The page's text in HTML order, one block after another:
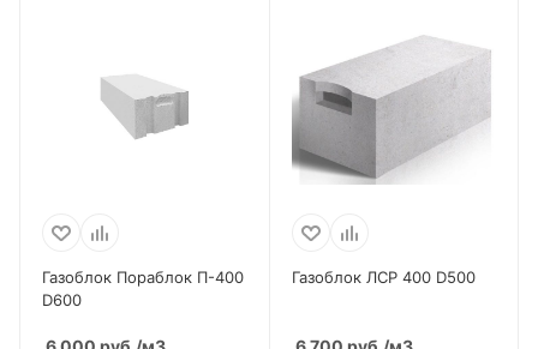
Газоблок Пораблок П-400
D600
Газоблок ЛСР 400 D500